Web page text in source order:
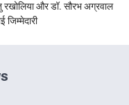
और डॉ. सौरभ अग्रवाल